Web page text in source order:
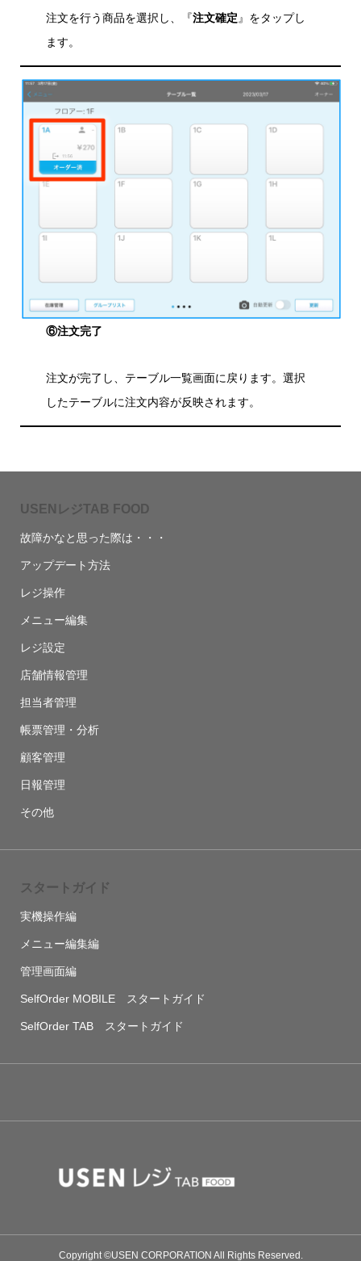
注文を行う商品を選択し、『注文確定』をタップし
ます。
⑥注文完了
注文が完了し、テーブル一覧画面に戻ります。選択
したテーブルに注文内容が反映されます。
USENレジTAB FOOD
故障かなと思った際は・・・
アップデート方法
レジ操作
メニュー編集
レジ設定
店舗情報管理
担当者管理
帳票管理・分析
顧客管理
日報管理
その他
スタートガイド
実機操作編
メニュー編集編
管理画面編
SelfOrder MOBILE スタートガイド
SelfOrder TAB スタートガイド
Copyright ©USEN CORPORATION All Rights Reserved.